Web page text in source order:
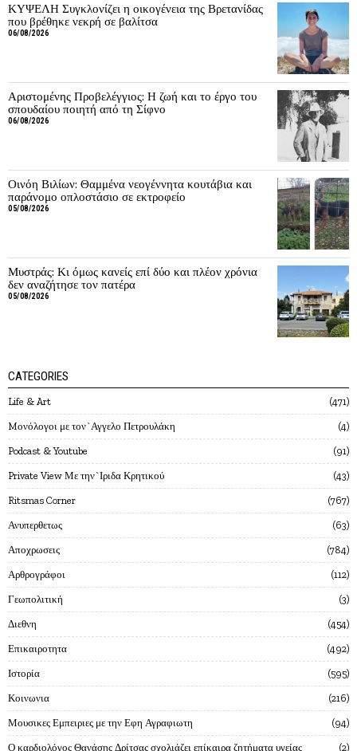
ΚΥΨΕΛΗ Συγκλονίζει η οικογένεια της Βρετανίδας
που βρέθηκε νεκρή σε βαλίτσα
06/08/2026
Αριστομένης Προβελέγγιος: Η ζωή και το έργο του
σπουδαίου ποιητή από τη Σίφνο
06/08/2026
Οινόη Βιλίων: Θαμμένα νεογέννητα κουτάβια και
παράνομο οπλοστάσιο σε εκτροφείο
05/08/2026
Μυστράς: Κι όμως κανείς επί δύο και πλέον χρόνια
δεν αναζήτησε τον πατέρα
05/08/2026
CATEGORIES
Life & Art 471
Mονόλογοι με τον`Αγγελο Πετρουλάκη 4
Podcast & Youtube 91
Private View Με την`Ιριδα Κρητικού 43
Ritsmas Corner 767
Ανυπερθετως 63
Αποχρωσεις 784
Αρθρογράφοι 112
Γεωπολιτική 3
Διεθνη 454
Επικαιροτητα 492
Ιστορία 595
Κοινωνια 216
Μουσικες Εμπειριες με την Εφη Αγραφιωτη 94
Ο καρδιολόγος Θανάσης Δρίτσας σχολιάζει επίκαιρα ζητήματα υγείας 2